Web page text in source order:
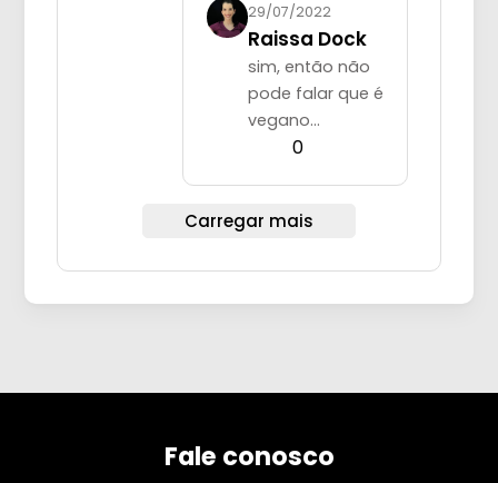
29/07/2022
Raissa Dock
sim, então não
pode falar que é
vegano…
0
Carregar mais
Fale conosco